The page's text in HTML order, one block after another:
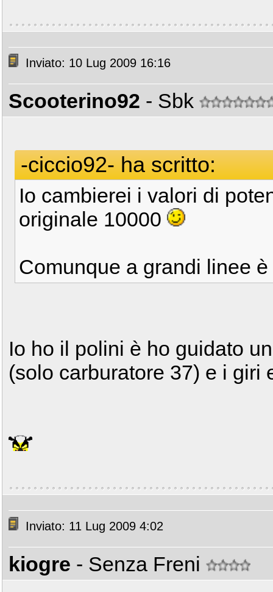
Inviato: 10 Lug 2009 16:16
Scooterino92 - Sbk
-ciccio92- ha scritto:
Io cambierei i valori di
originale 10000
Comunque a grandi linee
Io ho il polini è ho guidato
(solo carburatore 37) e i
Inviato: 11 Lug 2009 4:02
kiogre - Senza Freni